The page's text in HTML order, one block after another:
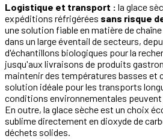
Logistique et transport : la glace
expéditions réfrigérées sans risque
une solution fiable en matière de
dans un large éventail de secteurs,
d'échantillons biologiques pour la
jusqu'aux livraisons de produits
maintenir des températures basses et
solution idéale pour les transports
conditions environnementales peuvent
En outre, la glace sèche est un choix
sublime directement en dioxyde de
déchets solides.